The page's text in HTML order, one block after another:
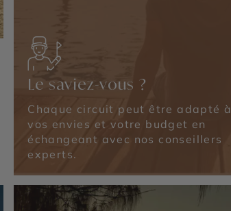
Le saviez-vous ?
Chaque circuit peut être adapté à
vos envies et votre budget en
échangeant avec nos conseillers
experts.